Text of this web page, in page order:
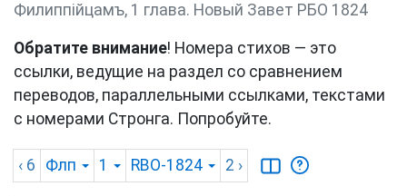
Филиппійцамъ, 1 глава. Новый Завет РБО 1824
Обратите внимание! Номера стихов — это
ссылки, ведущие на раздел со сравнением
переводов, параллельными ссылками, текстами
с номерами Стронга. Попробуйте.
‹ 6 Флп 1 RBO-1824 2 ›